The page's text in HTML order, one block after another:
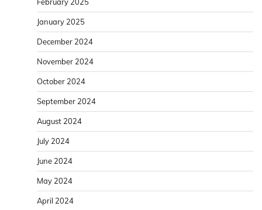
January 2025
December 2024
November 2024
October 2024
September 2024
August 2024
July 2024
June 2024
May 2024
April 2024